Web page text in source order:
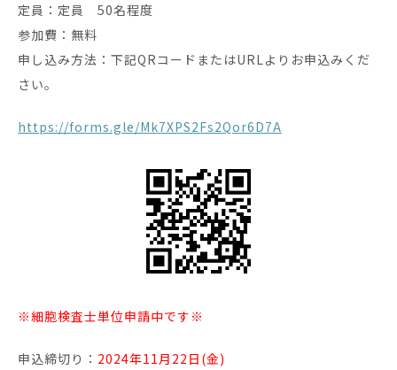
定員：定員 50名程度
参加費：無料
申し込み方法：下記QRコードまたはURLよりお申込みくだ
さい。
https://forms.gle/Mk7XPS2Fs2Qor6D7A
※細胞検査士単位申請中です※
申込締切り： 2024年11月22日(金)